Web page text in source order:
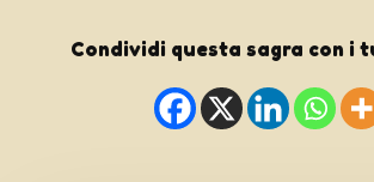
Condividi questa sagra con i